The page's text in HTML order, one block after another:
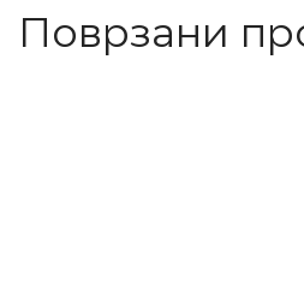
Поврзани